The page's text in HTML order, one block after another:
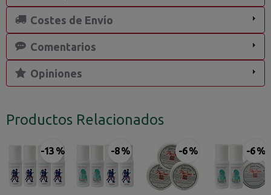
Costes de Envío
Comentarios
Opiniones
Productos Relacionados
-13 % -8 % -6 % -6 %